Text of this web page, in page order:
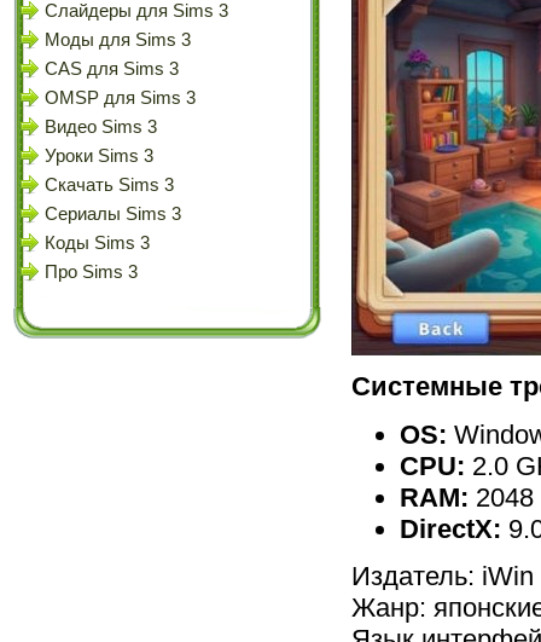
Слайдеры для Sims 3
Моды для Sims 3
CAS для Sims 3
OMSP для Sims 3
Видео Sims 3
Уроки Sims 3
Скачать Sims 3
Сериалы Sims 3
Коды Sims 3
Про Sims 3
Системные
OS:
CPU: 2.0
RAM: 2048
DirectX:
Издатель: iWin
Жанр: